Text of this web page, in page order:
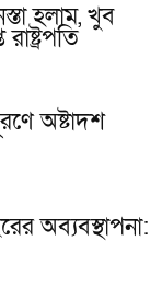
হলাম, খুব
অষ্টাদশ
অব্যবস্থাপনা: